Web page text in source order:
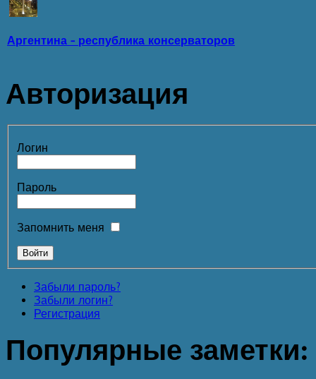
Аргентина - республика консерваторов
Авторизация
Логин
Пароль
Запомнить меня
Забыли пароль?
Забыли логин?
Регистрация
Популярные заметки: